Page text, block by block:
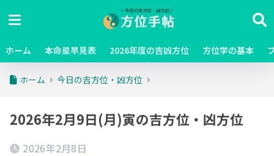
ホーム 本命星早見表 2026年度の吉凶方位 方位学の基本
ホーム 今日の吉方位・凶方位
2026年2月9日(月)寅の吉方位・凶方位
2026年2月8日